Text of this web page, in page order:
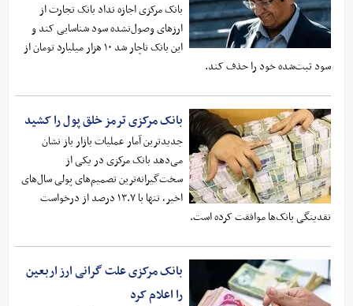
بانک مرکزی اجازه نداد بانک تجارت از
ارزهای وصول‌نشده سود شناسایی کند و
این بانک ناچار شد ۱۰ هزار میلیارد تومان از
سود ثبت‌شده خود را حذف کند.
بانک مرکزی ترمز خلق پول را کشید
جدیدترین آمار عملیات بازار باز نشان
می‌دهد بانک مرکزی در یکی از
سخت‌گیرانه‌ترین تصمیم‌های پولی سال‌های
اخیر، تنها با ۱۳.۷ درصد از درخواست
نقدینگی بانک‌ها موافقت کرده است.
بانک مرکزی علت گرانی ارز اربعین
را اعلام کرد